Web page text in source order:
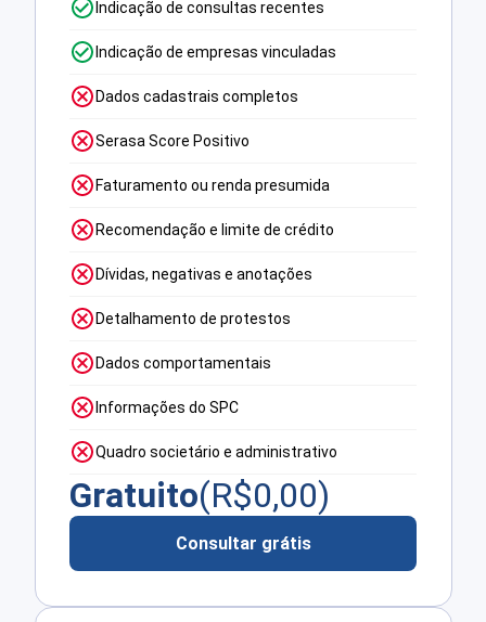
Indicação de consultas recentes
Indicação de empresas vinculadas
Dados cadastrais completos
Serasa Score Positivo
Faturamento ou renda presumida
Recomendação e limite de crédito
Dívidas, negativas e anotações
Detalhamento de protestos
Dados comportamentais
Informações do SPC
Quadro societário e administrativo
Gratuito(R$0,00)
Consultar grátis